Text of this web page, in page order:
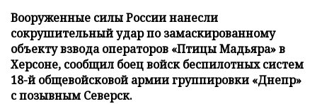
Вооруженные силы России нанесли
сокрушительный удар по замаскированному
объекту взвода операторов «Птицы Мадьяра» в
Херсоне, сообщил боец войск беспилотных систем
18-й общевойсковой армии группировки «Днепр»
с позывным Северск.